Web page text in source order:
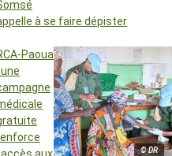
à se faire dépister
© DR
Paoua
aux